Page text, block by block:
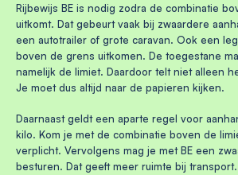
Rijbewijs BE is nodig zodra de combinatie
uitkomt. Dat gebeurt vaak bij zwaardere
een autotrailer of grote caravan. Ook een
boven de grens uitkomen. De toegestane
namelijk de limiet. Daardoor telt niet alleen
Je moet dus altijd naar de papieren kijken.
Daarnaast geldt een aparte regel voor
kilo. Kom je met de combinatie boven de
verplicht. Vervolgens mag je met BE een
besturen. Dat geeft meer ruimte bij